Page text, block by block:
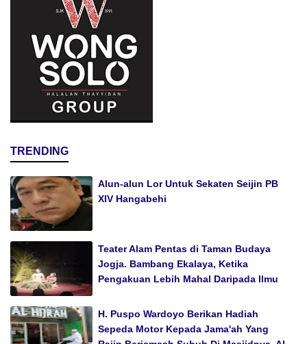
TRENDING
Alun-alun Lor Untuk Sekaten Seijin PB
XIV Hangabehi
Teater Alam Pentas di Taman Budaya
Jogja. Bambang Ekalaya, Ketika
Pengakuan Lebih Mahal Daripada Ilmu
H. Puspo Wardoyo Berikan Hadiah
Sepeda Motor Kepada Jama'ah Yang